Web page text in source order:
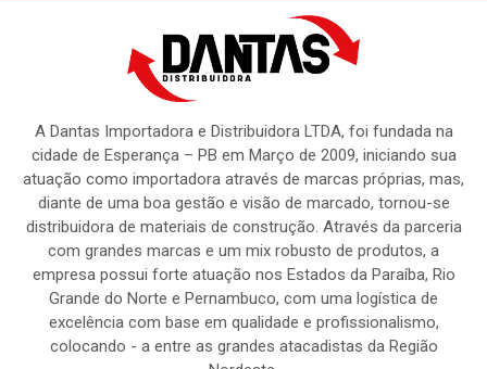
A Dantas Importadora e Distribuidora LTDA, foi fundada na
cidade de Esperança – PB em Março de 2009, iniciando sua
atuação como importadora através de marcas próprias, mas,
diante de uma boa gestão e visão de marcado, tornou-se
distribuidora de materiais de construção. Através da parceria
com grandes marcas e um mix robusto de produtos, a
empresa possui forte atuação nos Estados da Paraíba, Rio
Grande do Norte e Pernambuco, com uma logística de
excelência com base em qualidade e profissionalismo,
colocando - a entre as grandes atacadistas da Região